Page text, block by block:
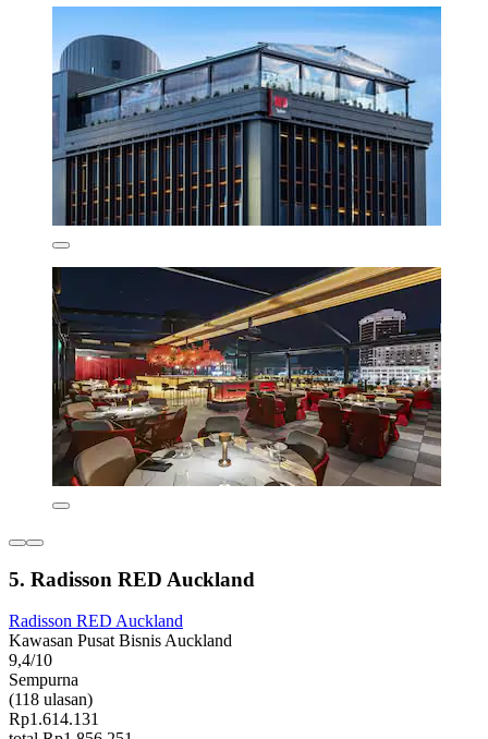
5. Radisson RED Auckland
Radisson RED Auckland
Kawasan Pusat Bisnis Auckland
9,4/10
Sempurna
(118 ulasan)
Rp1.614.131